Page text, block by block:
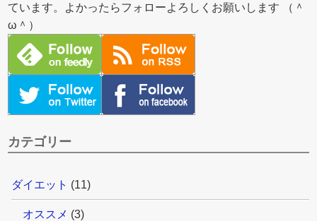
ています。よかったらフォローよろしくお願いします （＾
ω＾）
カテゴリー
ダイエット (11)
オススメ (3)